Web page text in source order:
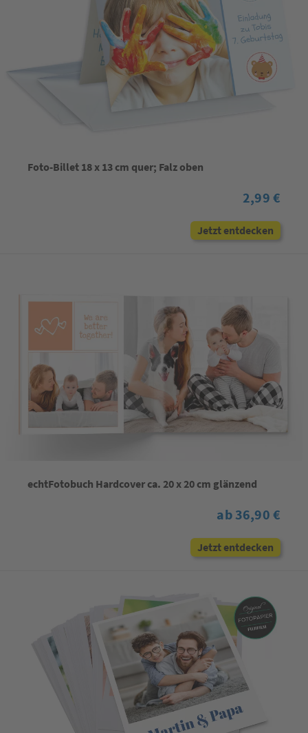
Foto-Billet 18 x 13 cm quer; Falz oben
2,99 €
Jetzt entdecken
echtFotobuch Hardcover ca. 20 x 20 cm glänzend
ab 36,90 €
Jetzt entdecken